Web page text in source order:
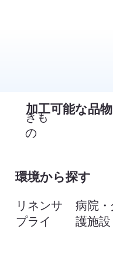
​加工可能な品物
きも
の
環境から探す
リネンサ
プライ
病院・
護施設